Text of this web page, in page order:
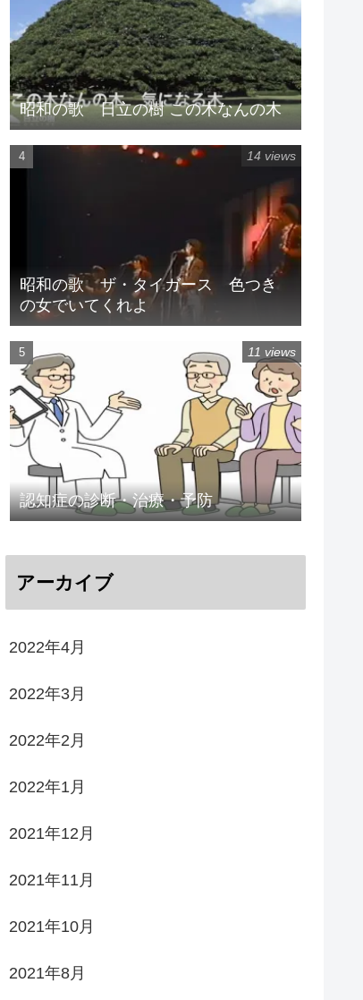
昭和の歌 日立の樹 この木なんの木
昭和の歌 ザ・タイガース 色つき
の女でいてくれよ
14 views
認知症の診断・治療・予防
11 views
アーカイブ
2022年4月
2022年3月
2022年2月
2022年1月
2021年12月
2021年11月
2021年10月
2021年8月